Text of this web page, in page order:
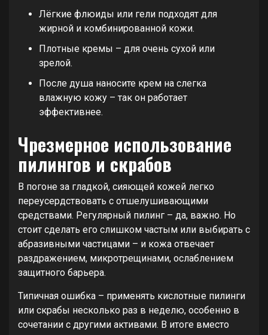
Лёгкие флюиды или гели подходят для
жирной и комбинированной кожи.
Плотные кремы – для очень сухой или
зрелой.
После душа наносите крем на слегка
влажную кожу – так он работает
эффективнее.
Чрезмерное использование
пилингов и скрабов
В погоне за гладкой, сияющей кожей легко
переусердствовать с отшелушивающими
средствами. Регулярный пилинг – да, важно. Но
стоит сделать его слишком частым или выбирать с
абразивными частицами – и кожа отвечает
раздражением, микротрещинами, ослаблением
защитного барьера.
Типичная ошибка – применять кислотные пилинги
или скрабы несколько раз в неделю, особенно в
сочетании с другими активами. В итоге вместо